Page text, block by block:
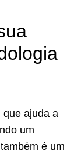
que ajuda a
um
é um